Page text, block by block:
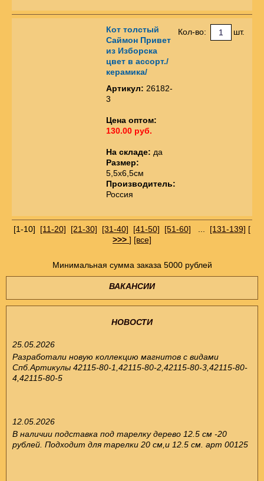
Кот толстый
Саймон Привет
из Изборска
цвет в ассорт./
керамика/
Артикул: 26182-
3
Цена оптом:
130.00 руб.
На складе: да
Размер:
5,5х6,5см
Производитель:
Россия
Кол-во: шт.
[1-10] [11-20] [21-30] [31-40] [41-50] [51-60] [131-139] [
>>> ] [все]
Минимальная сумма заказа 5000 рублей
ВАКАНСИИ
НОВОСТИ
25.05.2026
Разработали новую коллекцию магнитов с видами
Спб.Артикулы 42115-80-1,42115-80-2,42115-80-3,42115-80-
4,42115-80-5
12.05.2026
В наличии подставка под тарелку дерево 12.5 см -20
рублей. Подходит для тарелки 20 см,и 12.5 см. арт 00125